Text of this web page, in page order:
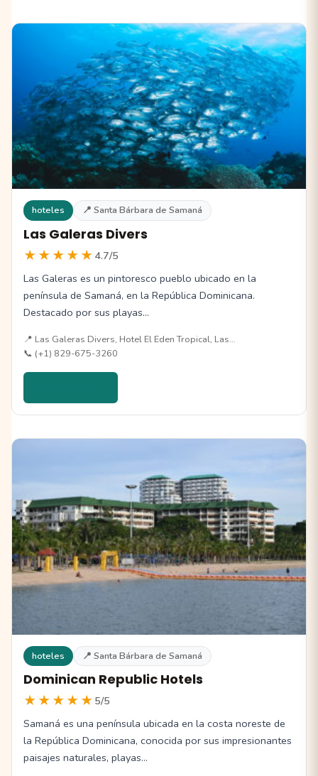
hoteles 📍 Santa Bárbara de Samaná
Las Galeras Divers
★★★★★ 4.7/5
Las Galeras es un pintoresco pueblo ubicado en la
península de Samaná, en la República Dominicana.
Destacado por sus playas…
📍 Las Galeras Divers, Hotel El Eden Tropical, Las…
📞 (+1) 829-675-3260
hoteles 📍 Santa Bárbara de Samaná
Dominican Republic Hotels
★★★★★ 5/5
Samaná es una península ubicada en la costa noreste de
la República Dominicana, conocida por sus impresionantes
paisajes naturales, playas…